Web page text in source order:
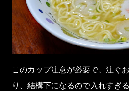
このカップ注意が必要で、注ぐ
り、結構下になるので入れすぎ